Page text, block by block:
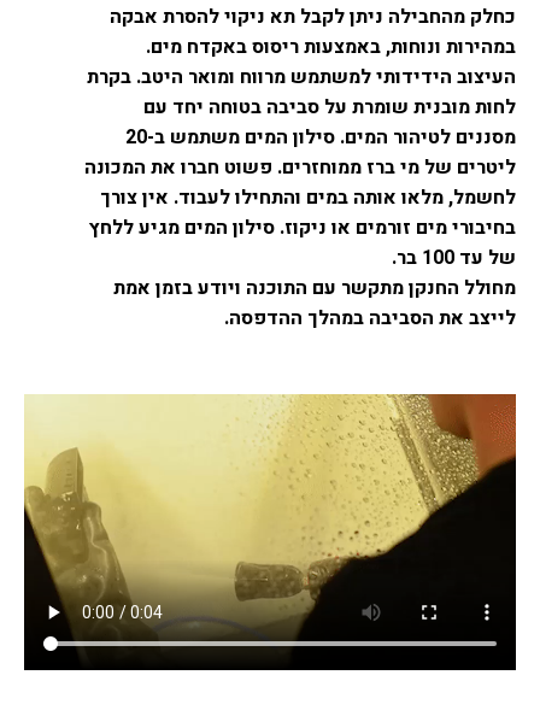
כחלק מהחבילה ניתן לקבל תא ניקוי להסרת אבקה
במהירות ונוחות, באמצעות ריסוס באקדח מים.
העיצוב הידידותי למשתמש מרווח ומואר היטב. בקרת
לחות מובנית שומרת על סביבה בטוחה יחד עם
מסננים לטיהור המים. סילון המים משתמש ב-20
ליטרים של מי ברז ממוחזרים. פשוט חברו את המכונה
לחשמל, מלאו אותה במים והתחילו לעבוד. אין צורך
בחיבורי מים זורמים או ניקוז. סילון המים מגיע ללחץ
של עד 100 בר.
מחולל החנקן מתקשר עם התוכנה ויודע בזמן אמת
לייצב את הסביבה במהלך ההדפסה.